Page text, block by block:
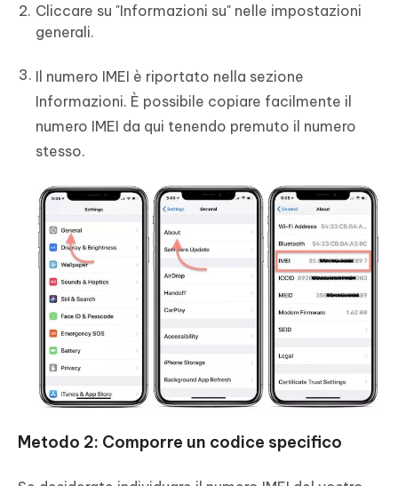
Cliccare su "Informazioni su" nelle impostazioni
generali.
Il numero IMEI è riportato nella sezione
Informazioni. È possibile copiare facilmente il
numero IMEI da qui tenendo premuto il numero
stesso.
Metodo 2: Comporre un codice specifico